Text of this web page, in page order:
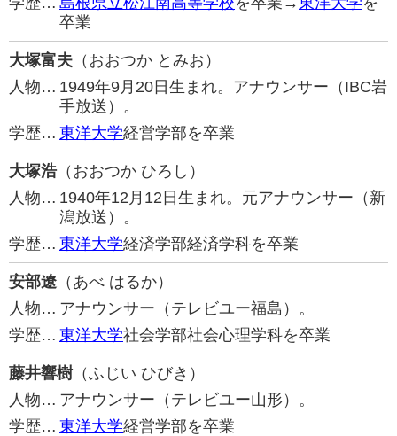
卒業
大塚富夫 （おおつか とみお）
人物… 1949年9月20日生まれ。アナウンサー（IBC岩
手放送）。
学歴… 東洋大学経営学部を卒業
大塚浩（おおつか ひろし）
人物… 1940年12月12日生まれ。元アナウンサー（新
潟放送）。
学歴… 東洋大学経済学部経済学科を卒業
安部遼 （あべ はるか）
人物… アナウンサー（テレビユー福島）。
学歴… 東洋大学社会学部社会心理学科を卒業
藤井響樹（ふじい ひびき）
人物… アナウンサー（テレビユー山形）。
学歴… 東洋大学経営学部を卒業